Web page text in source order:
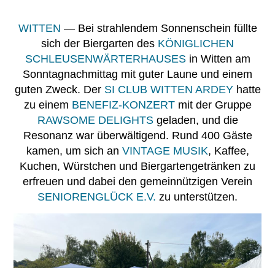
WITTEN — Bei strahlendem Sonnenschein füllte
sich der Biergarten des KÖNIGLICHEN
SCHLEUSENWÄRTERHAUSESin Witten am
Sonntagnachmittag mit guter Laune und einem
guten Zweck. Der SI CLUB WITTEN ARDEYhatte
zu einem BENEFIZ-KONZERTmit der Gruppe
RAWSOME DELIGHTSgeladen, und die
Resonanz war überwältigend. Rund 400 Gäste
kamen, um sich an VINTAGE MUSIK, Kaffee,
Kuchen, Würstchen und Biergartengetränken zu
erfreuen und dabei den gemeinnützigen Verein
SENIORENGLÜCK E.V. zu unterstützen.